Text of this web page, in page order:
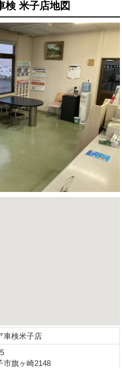
検 米子店地図
車検米子店
市旗ヶ崎2148